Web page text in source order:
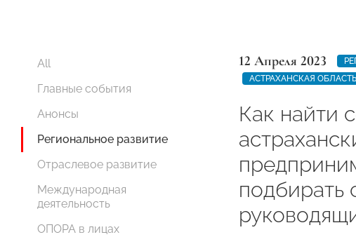
All
Главные события
Анонсы
Региональное развитие
Отраслевое развитие
Международная
деятельность
ОПОРА в лицах
12 Апреля 2023
АСТРАХАНСКАЯ ОБЛАСТЬ
Как найти
подбирать